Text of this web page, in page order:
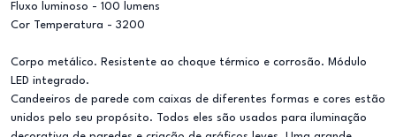
Fluxo luminoso - 100 lumens
Cor Temperatura - 3200
Corpo metálico. Resistente ao choque térmico e corrosão. Módulo
LED integrado.
Candeeiros de parede com caixas de diferentes formas e cores estão
unidos pelo seu propósito. Todos eles são usados para iluminação